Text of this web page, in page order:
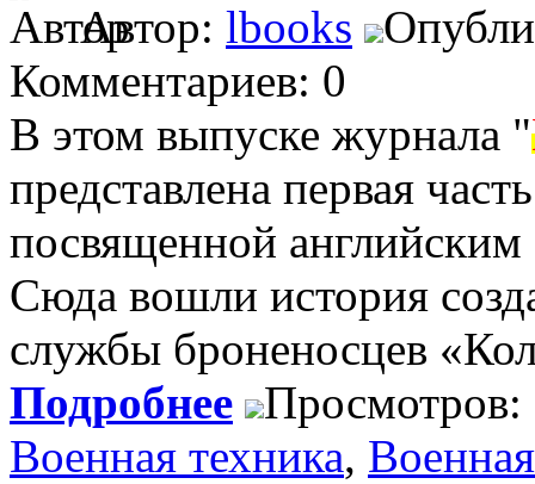
Автор: lbooks
Комментариев: 0
В этом выпуске журнала "
представлена первая
посвященной
Сюда вошли история
службы броненосцев
Подробнее
Просмотров:
Военная техника,